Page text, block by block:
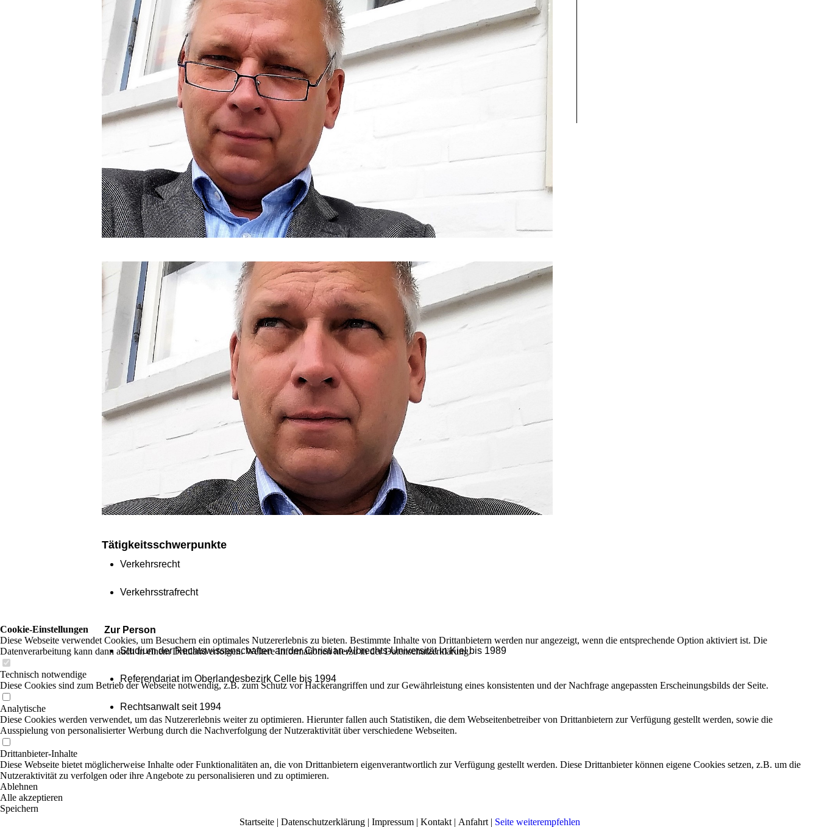
Tätigkeitsschwerpunkte
Verkehrsrecht
Verkehrsstrafrecht
Zur Person
Studium der Rechtswissenschaften an der Christian-Albrechts-Universität in Kiel bis 1989
Referendariat im Oberlandesbezirk Celle bis 1994
Rechtsanwalt seit 1994
Startseite| Datenschutzerklärung| Impressum| Kontakt| Anfahrt| Seite weiterempfehlen
Cookie-Einstellungen
Diese Webseite verwendet Cookies, um Besuchern ein optimales Nutzererlebnis zu bieten. Bestimmte Inhalte von Drittanbietern werden nur angezeigt, wenn die entsprechende Option aktiviert ist. Die
Datenverarbeitung kann dann auch in einem Drittland erfolgen. Weitere Informationen hierzu in der Datenschutzerklärung.
Technisch notwendige
Diese Cookies sind zum Betrieb der Webseite notwendig, z.B. zum Schutz vor Hackerangriffen und zur Gewährleistung eines konsistenten und der Nachfrage angepassten Erscheinungsbilds der Seite.
Analytische
Diese Cookies werden verwendet, um das Nutzererlebnis weiter zu optimieren. Hierunter fallen auch Statistiken, die dem Webseitenbetreiber von Drittanbietern zur Verfügung gestellt werden, sowie die
Ausspielung von personalisierter Werbung durch die Nachverfolgung der Nutzeraktivität über verschiedene Webseiten.
Drittanbieter-Inhalte
Diese Webseite bietet möglicherweise Inhalte oder Funktionalitäten an, die von Drittanbietern eigenverantwortlich zur Verfügung gestellt werden. Diese Drittanbieter können eigene Cookies setzen, z.B. um die
Nutzeraktivität zu verfolgen oder ihre Angebote zu personalisieren und zu optimieren.
Ablehnen
Alle akzeptieren
Speichern